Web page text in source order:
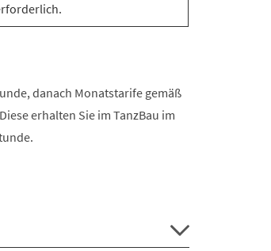
danach Monatstarife gemäß
erhalten Sie im TanzBau im